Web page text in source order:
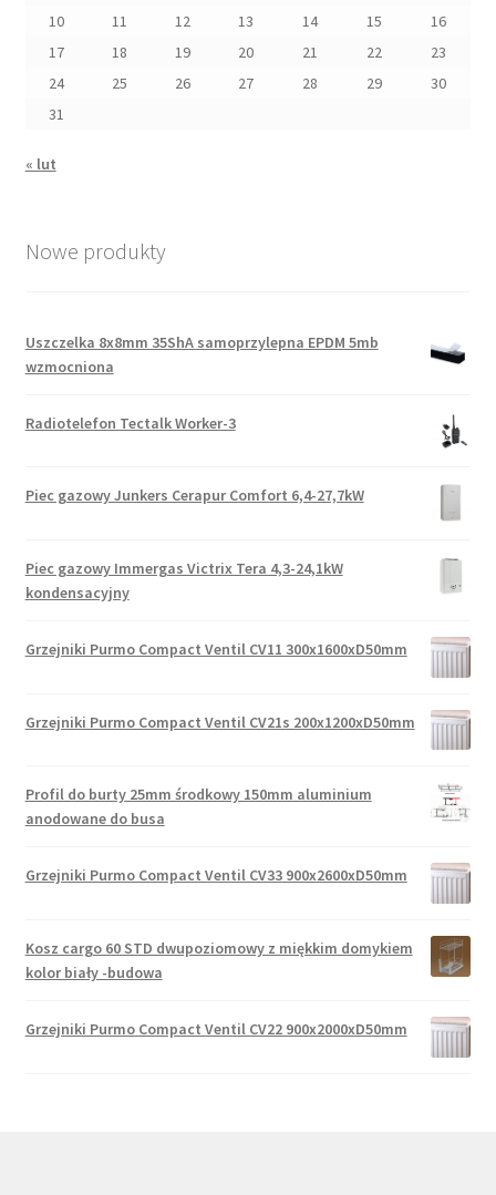
10
11 12 13 14 15
16
17
18 19 20 21 22
23
24
25 26 27 28 29
30
31
« lut
Nowe produkty
Uszczelka 8x8mm 35ShA samoprzylepna EPDM 5mb
wzmocniona
Radiotelefon Tectalk Worker-3
Piec gazowy Junkers Cerapur Comfort 6,4-27,7kW
Piec gazowy Immergas Victrix Tera 4,3-24,1kW
kondensacyjny
Grzejniki Purmo Compact Ventil CV11 300x1600xD50mm
Grzejniki Purmo Compact Ventil CV21s 200x1200xD50mm
Profil do burty 25mm środkowy 150mm aluminium
anodowane do busa
Grzejniki Purmo Compact Ventil CV33 900x2600xD50mm
Kosz cargo 60 STD dwupoziomowy z miękkim domykiem
kolor biały -budowa
Grzejniki Purmo Compact Ventil CV22 900x2000xD50mm